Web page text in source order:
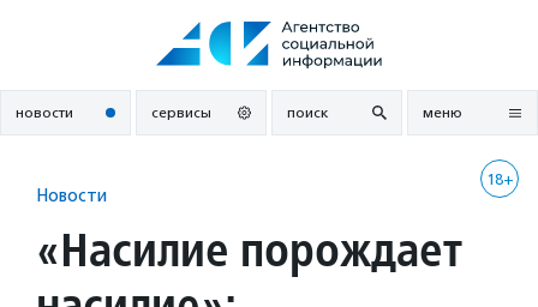
новости сервисы поиск меню
18+
Новости
«Насилие порождает